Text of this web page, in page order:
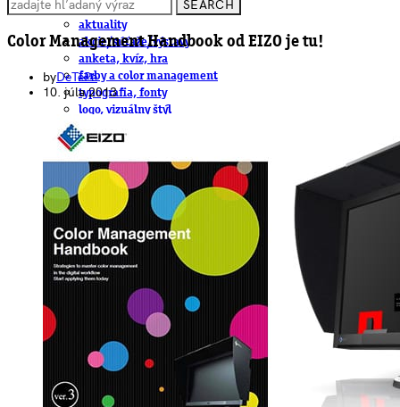
ČLÁNKY
aktuality
akcie/súťaže/výstavy
anketa, kvíz, hra
farby a color management
typografia, fonty
logo, vizuálny štýl
pre-press, print
obalový dizajn
papier
fotografia
knihy
web
3D
hardware
software, mobilné aplikácie
na stiahnutie
obludárium
pracovné ponuky
DeTePe [dtp]
FREE
SEARCH
Color Management Handbook od EIZO je tu!
byDeTePe
10. júla 2013